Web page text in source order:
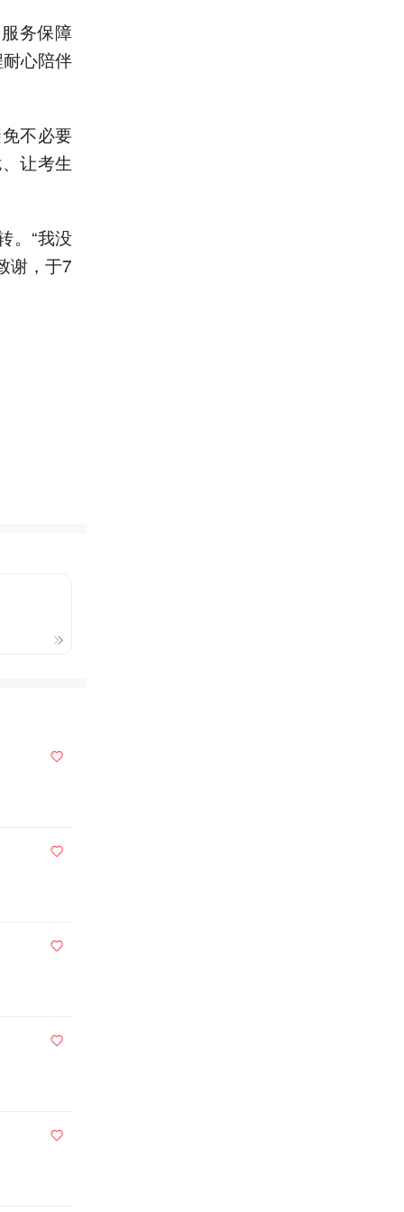
务保障
心陪伴
不必要
让考生
。“我没
谢，于7